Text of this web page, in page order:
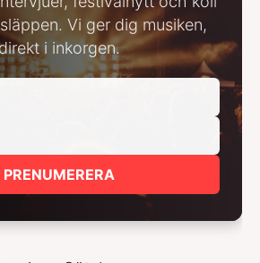
Vi ger dig musiken,
i inkorgen.
PRENUMERERA